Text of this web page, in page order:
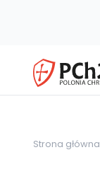
Strona główna